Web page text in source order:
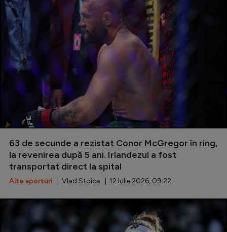
63 de secunde a rezistat Conor McGregor în ring,
la revenirea după 5 ani. Irlandezul a fost
transportat direct la spital
Alte sporturi | Vlad Stoica | 12 Iulie 2026, 09:22